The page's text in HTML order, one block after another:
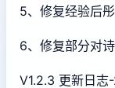
5、修复经验后
6、修复部分对
V1.2.3 更新日